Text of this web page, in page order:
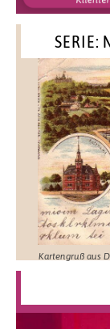
SERIE:
Kartengruß aus